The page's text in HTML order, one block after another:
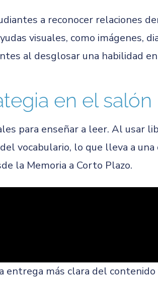
a reconocer relaciones
visuales, como imágenes,
al desglosar una habilidad
en el salón
para enseñar a leer. Al usar
vocabulario, lo que lleva a una
la Memoria a Corto Plazo.
entrega más clara del